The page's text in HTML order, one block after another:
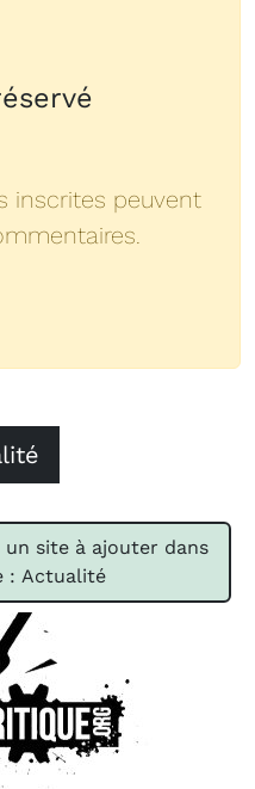
inscrites peuvent
site à ajouter dans
: Actualité